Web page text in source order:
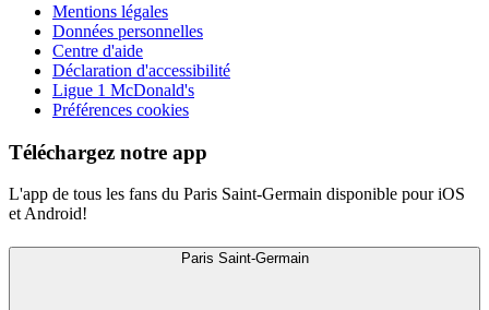
Mentions légales
Données personnelles
Centre d'aide
Déclaration d'accessibilité
Ligue 1 McDonald's
Préférences cookies
Téléchargez notre app
L'app de tous les fans du Paris Saint-Germain disponible pour iOS
et Android!
Paris Saint-Germain